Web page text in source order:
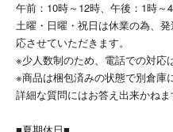
午前：10時～12時、午後：1時～
土曜・日曜・祝日は休業の為、
応させていただきます。
※少人数制のため、電話での対応
※商品は梱包済みの状態で別倉庫
詳細な質問にはお答え出来かねま